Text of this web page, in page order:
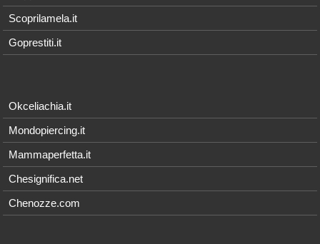
Scoprilamela.it
Goprestiti.it
Okceliachia.it
Mondopiercing.it
Mammaperfetta.it
Chesignifica.net
Chenozze.com